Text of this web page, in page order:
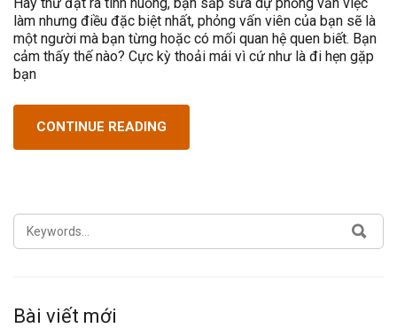
làm nhưng điều đặc biệt nhất, phỏng vấn viên của bạn sẽ là
một người mà bạn từng hoặc có mối quan hệ quen biết. Bạn
cảm thấy thế nào? Cực kỳ thoải mái vì cứ như là đi hẹn gặp
bạn
CONTINUE READING
SEARCH
FOR:
Bài viết mới